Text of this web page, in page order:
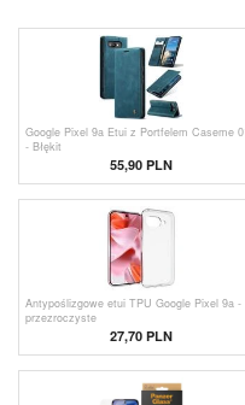
Google Pixel 9a Etui z Portfelem Caseme
- Błękit
55,90 PLN
Antypoślizgowe etui TPU Google Pixel 9a -
przezroczyste
27,70 PLN